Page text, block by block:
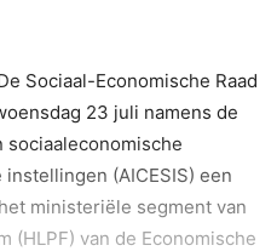
Sociaal-Economische Raad
23 juli namens de
(AICESIS) een
ministeriële segment van
(HLPF) van de Economische